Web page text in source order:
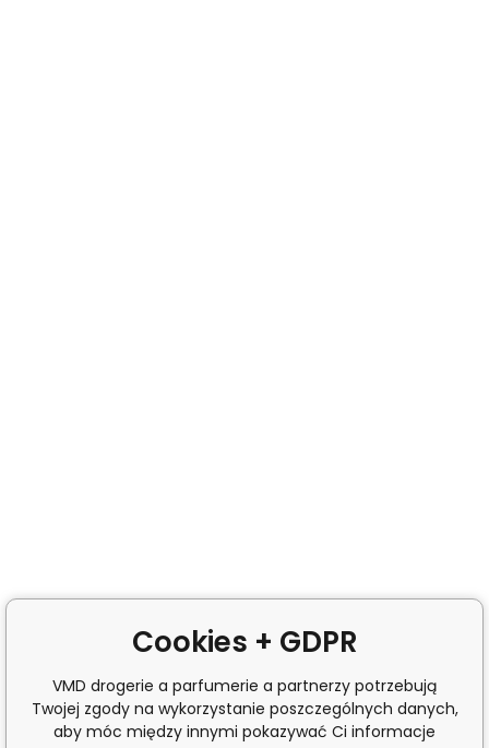
Cookies + GDPR
VMD drogerie a parfumerie a partnerzy potrzebują
Twojej zgody na wykorzystanie poszczególnych danych,
aby móc między innymi pokazywać Ci informacje